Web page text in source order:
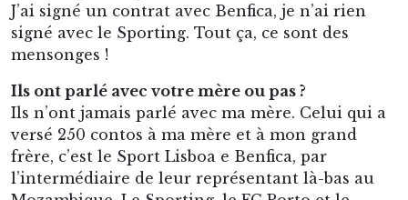
J’ai signé un contrat avec Benfica, je n’ai rien
signé avec le Sporting. Tout ça, ce sont des
mensonges !
Ils ont parlé avec votre mère ou pas ?
Ils n’ont jamais parlé avec ma mère. Celui qui a
versé 250 contos à ma mère et à mon grand
frère, c’est le Sport Lisboa e Benfica, par
l’intermédiaire de leur représentant là-bas au